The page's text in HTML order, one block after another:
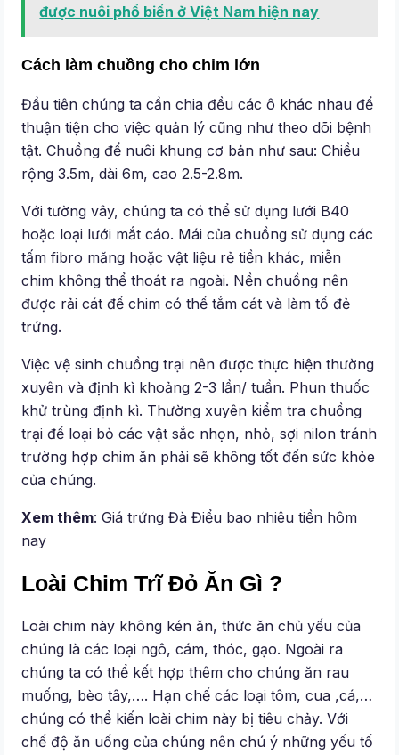
được nuôi phổ biến ở Việt Nam hiện nay
Cách làm chuồng cho chim lớn
Đầu tiên chúng ta cần chia đều các ô khác nhau để
thuận tiện cho việc quản lý cũng như theo dõi bệnh
tật. Chuồng để nuôi khung cơ bản như sau: Chiều
rộng 3.5m, dài 6m, cao 2.5-2.8m.
Với tường vây, chúng ta có thể sử dụng lưới B40
hoặc loại lưới mắt cáo. Mái của chuồng sử dụng các
tấm fibro măng hoặc vật liệu rẻ tiền khác, miễn
chim không thể thoát ra ngoài. Nền chuồng nên
được rải cát để chim có thể tắm cát và làm tổ đẻ
trứng.
Việc vệ sinh chuồng trại nên được thực hiện thường
xuyên và định kì khoảng 2-3 lần/ tuần. Phun thuốc
khử trùng định kì. Thường xuyên kiểm tra chuồng
trại để loại bỏ các vật sắc nhọn, nhỏ, sợi nilon tránh
trường hợp chim ăn phải sẽ không tốt đến sức khỏe
của chúng.
Xem thêm: Giá trứng Đà Điểu bao nhiêu tiền hôm
nay
Loài Chim Trĩ Đỏ Ăn Gì ?
Loài chim này không kén ăn, thức ăn chủ yếu của
chúng là các loại ngô, cám, thóc, gạo. Ngoài ra
chúng ta có thể kết hợp thêm cho chúng ăn rau
muống, bèo tây,…. Hạn chế các loại tôm, cua ,cá,…
chúng có thể kiến loài chim này bị tiêu chảy. Với
chế độ ăn uống của chúng nên chú ý những yếu tố